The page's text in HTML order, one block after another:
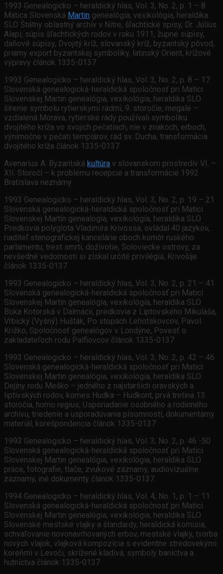
1993 Genealogicko – heraldický hlas, Vol. 3, No. 2, p. 1 – 8
Matica Slovenská Martin genealógia, vexikológia, heraldika
SLO Štátny oblastný archív v Nitre, šľachtické spisy, Dr. Július
Alapi, súpis šľachtických rodov v roku 1911, župné súpisy,
daňové súpisy, Dvojitý kríž, slovanský kríž, byzantský pôvod,
priamy export byzantskej symboliky, latinský Orient, krížové
výpravy článok 1335-0137
1993 Genealogicko – heraldický hlas, Vol. 3, No. 2, p. 8 – 17
Slovenská genealogická-heraldická spoločnosť pri Matici
Slovenskej Martin genealógia, vexikológia, heraldika SLO
šírenie symbolu rytierskymi rádmi, 9. storočie, megalé –
vzdialená Morava, rytierske rády používali symboliku
dvojitého kríža vo svojich pečatiach, nie v znakoch, erboch,
výnimočne v pečati templárov, rád sv. Ducha, transformácia
dvojitého kríža článok 1335-0137
Avenarius A. Byzantská kultúra v slovanskom prostredív VI. –
XII. Storočí – k problému recepcie a transformácie 1992
Bratislava neznámy
1993 Genealogicko – heraldický hlas, Vol. 3, No. 2, p. 19 – 21
Slovenská genealogická-heraldická spoločnosť pri Matici
Slovenskej Martin genealógia, vexikológia, heraldika SLO
Predkovia polyglota Vladimíra Krivossa, ovládal 40 jazykov,
riaditeľ stenografickej kancelárie oboch komôr ruského
parlamentu, trest smrti, doživotie, Soloviecke ostrovy, za
nevšedné vedomosti si získal určité privilégiá, Krivošije
článok 1335-0137
1993 Genealogicko – heraldický hlas, Vol. 3, No. 2, p. 21 – 41
Slovenská genealogická-heraldická spoločnosť pri Matici
Slovenskej Martin genealógia, vexikológia, heraldika SLO
Boka Kotorská v Dalmácii, predkovia z Liptovského Mikuláša,
Vrbický (Vyšný) Hušták, Po stopách Lehotskovcov, Pavol
Križko, Spoločnosť genealógov v Londýne, Povesť o
zakladateľoch rodu Palfiovcov článok 1335-0137
1993 Genealogicko – heraldický hlas, Vol. 3, No. 2, p. 42 – 46
Slovenská genealogická-heraldická spoločnosť pri Matici
Slovenskej Martin genealógia, vexikológia, heraldika SLO
Dejiny rodu Meško – jedného z najstarších oravských a
liptivských rodov, komes Hudka – Hudkont, prvá tretina 13.
storočia, homo regius, Usporiadanie osobného a rodinného
archívu, triedenie a usporadúvania písomností, dokumentárny
materiál, korešpondencia článok 1335-0137
1993 Genealogicko – heraldický hlas, Vol. 3, No. 2, p. 46 -50
Slovenská genealogická-heraldická spoločnosť pri Matici
Slovenskej Martin genealógia, vexikológia, heraldika SLO
práce, fotografie, tlače, zvukové záznamy, audiovizuálne
záznamy, iné dokumenty článok 1335-0137
1994 Genealogicko – heraldický hlas, Vol. 4, No. 1, p. 1 – 11
Slovenská genealogická-heraldická spoločnosť pri Matici
Slovenskej Martin genealógia, vexikológia, heraldika SLO
Slovenské mestské vlajky a štandardy, heraldická komisia,
schvaľovanie novonavrhovaných erbov, mestské vlajky, tvorba
nových vlajok, vlajková kompozícia s evidentne stredovekými
koreňmi v Levoči, skrížené kladivá, symboly baníctva a
hutníctva článok 1335-0137